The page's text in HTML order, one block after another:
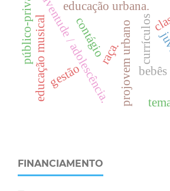
currículos
projovem urbano
juventude / adolescência.educação urbana.
raça.
gestão
público-privado
bebês
contágio
educação musical
FINANCIAMENTO